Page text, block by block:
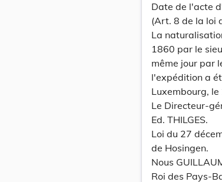
Date de l'acte
(Art. 8 de la loi
La
1860 par le
même jour par
l'expédition a
Luxembourg,
Le Directeur-
Ed. THILGES.
Loi du 27
de Hosingen.
Nous
Roi des Pays-